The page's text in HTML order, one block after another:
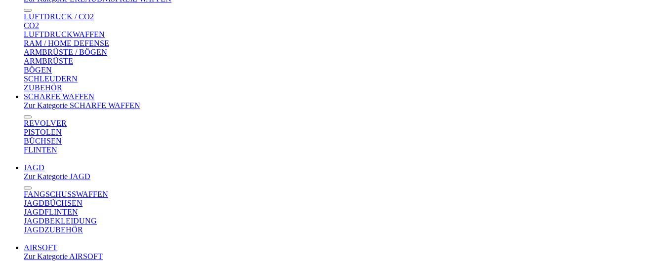
LUFTDRUCK / CO2
CO2
LUFTDRUCKWAFFEN
RAM / HOME DEFENSE
ARMBRÜSTE / BÖGEN
ARMBRÜSTE
BÖGEN
SCHLEUDERN
ZUBEHÖR
SCHARFE WAFFEN
Zur Kategorie SCHARFE WAFFEN
REVOLVER
PISTOLEN
BÜCHSEN
FLINTEN
JAGD
Zur Kategorie JAGD
FANGSCHUSSWAFFEN
JAGDBÜCHSEN
JAGDFLINTEN
JAGDBEKLEIDUNG
JAGDZUBEHÖR
AIRSOFT
Zur Kategorie AIRSOFT